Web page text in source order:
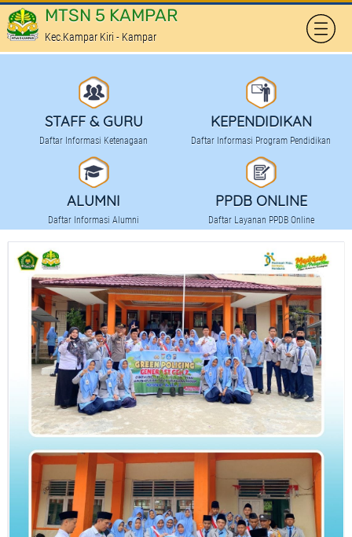
MTSN 5 KAMPAR
Kec.Kampar Kiri - Kampar
SEKAPUR SIRIH
KOMITE SEKOLAH
TATA TERTIB SEKOLAH
PRESTASI SEKOLAH
FASILITAS
KEPENDIDIKAN
KURIKULUM PENDIDIKAN
PROGRAM PENDIDIKAN
JADWAL PELAJARAN
KALENDER AKADEMIS
KETENAGAAN
STAFF & GURU
STRUKTUR ORGANISASI
STAFF & GURU
Daftar Informasi Ketenagaan
KEPENDIDIKAN
Daftar Informasi Program Pendidikan
ALUMNI
Daftar Informasi Alumni
PPDB ONLINE
Daftar Layanan PPDB Online